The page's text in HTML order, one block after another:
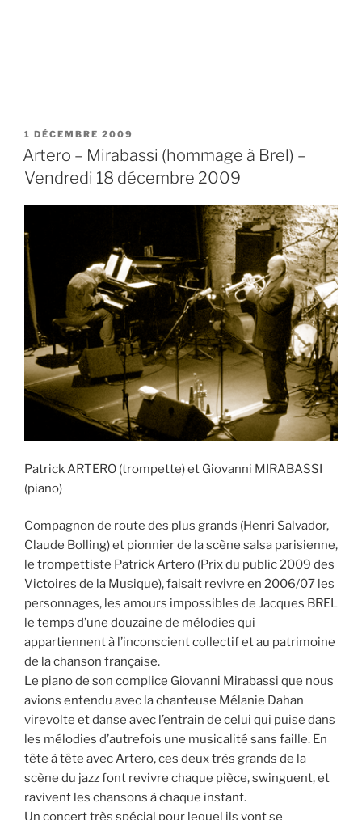
PUBLIÉ
LE
1 DÉCEMBRE 2009
Artero – Mirabassi (hommage à Brel) –
Vendredi 18 décembre 2009
Patrick ARTERO (trompette) et Giovanni MIRABASSI
(piano)
Compagnon de route des plus grands (Henri Salvador,
Claude Bolling) et pionnier de la scène salsa parisienne,
le trompettiste Patrick Artero (Prix du public 2009 des
Victoires de la Musique), faisait revivre en 2006/07 les
personnages, les amours impossibles de Jacques BREL
le temps d’une douzaine de mélodies qui
appartiennent à l’inconscient collectif et au patrimoine
de la chanson française.
Le piano de son complice Giovanni Mirabassi que nous
avions entendu avec la chanteuse Mélanie Dahan
virevolte et danse avec l’entrain de celui qui puise dans
les mélodies d’autrefois une musicalité sans faille. En
tête à tête avec Artero, ces deux très grands de la
scène du jazz font revivre chaque pièce, swinguent, et
ravivent les chansons à chaque instant.
Un concert très spécial pour lequel ils vont se